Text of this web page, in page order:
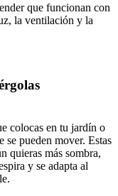
que funcionan con
la ventilación y la
colocas en tu jardín o
se pueden mover. Estas
quieras más sombra,
y se adapta al